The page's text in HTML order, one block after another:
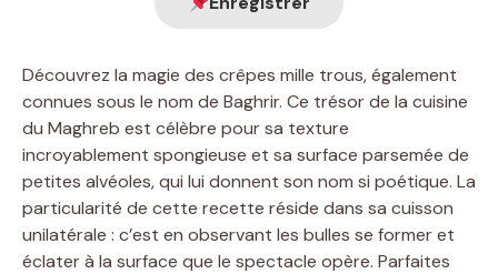
Découvrez la magie des crêpes mille trous, également
connues sous le nom de Baghrir. Ce trésor de la cuisine
du Maghreb est célèbre pour sa texture
incroyablement spongieuse et sa surface parsemée de
petites alvéoles, qui lui donnent son nom si poétique. La
particularité de cette recette réside dans sa cuisson
unilatérale : c’est en observant les bulles se former et
éclater à la surface que le spectacle opère. Parfaites